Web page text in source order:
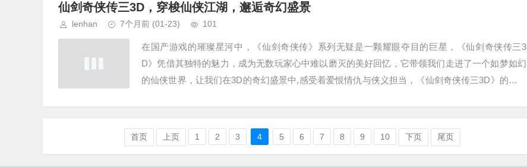
仙剑奇侠传三3D，穿梭仙侠江湖，邂逅奇幻盛景
lenhan 7个月前 (01-23) 101
在国产游戏的璀璨星河中，《仙剑奇侠传》系列无疑是一颗耀眼夺目的巨星，《仙剑奇侠传三3
D》凭借其独特的魅力，成为无数玩家心中难以磨灭的美好回忆，它带领我们走进了一个如梦如幻
的仙侠世界，让我们在3D的奇幻盛景中,感受着爱恨情仇与侠义担当，《仙剑奇侠传三3D》的故事
首页 上页 1 2 3 4 5 6 7 8 9 10 下页 尾页